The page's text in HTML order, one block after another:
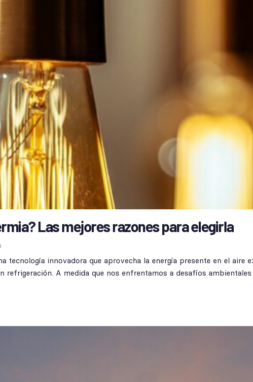
Las mejores razones para elegirla
tecnología innovadora que aprovecha la energía presente en el aire
refrigeración. A medida que nos enfrentamos a desafíos